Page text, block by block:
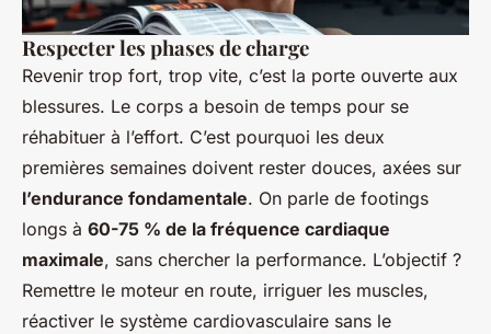
Respecter les phases de charge
Revenir trop fort, trop vite, c’est la porte ouverte aux
blessures. Le corps a besoin de temps pour se
réhabituer à l’effort. C’est pourquoi les deux
premières semaines doivent rester douces, axées sur
l’endurance fondamentale. On parle de footings
longs à 60-75 % de la fréquence cardiaque
maximale, sans chercher la performance. L’objectif ?
Remettre le moteur en route, irriguer les muscles,
réactiver le système cardiovasculaire sans le